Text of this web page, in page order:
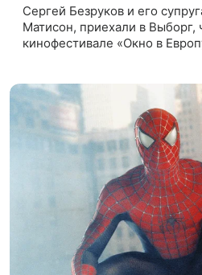
Сергей Безруков и его
Матисон, приехали в Выборг,
кинофестивале «Окно в